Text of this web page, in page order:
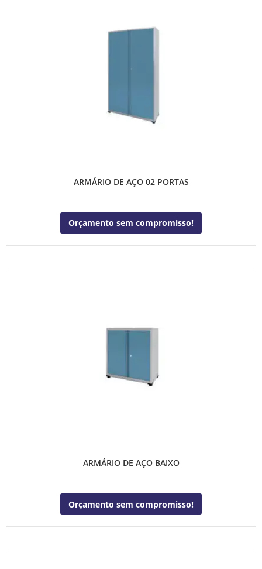
ARMÁRIO DE AÇO 02 PORTAS
Orçamento sem compromisso!
ARMÁRIO DE AÇO BAIXO
Orçamento sem compromisso!